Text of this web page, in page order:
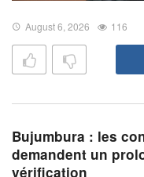
August 6, 2026 116
Bujumbura : les
demandent un
vérification